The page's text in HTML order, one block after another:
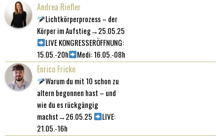
Andrea Riefler
Lichtkörperprozess – der
Körper im Aufstieg→25.05.25
LIVE KONGRESSERÖFFNUNG:
15.05.-20h
Medi: 16.05.-08h
Enrico Fricke
Warum du mit 10 schon zu
altern begonnen hast – und
wie du es rückgängig
machst→26.05.25
LIVE:
21.05.-16h